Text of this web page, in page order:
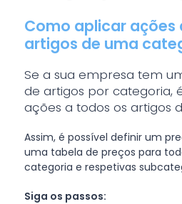
Como aplicar ações
artigos de uma
Se a sua empresa tem
de artigos por categoria,
ações a todos os artigos
Assim, é possível definir um
uma tabela de preços para
categoria e respetivas
Siga os passos: